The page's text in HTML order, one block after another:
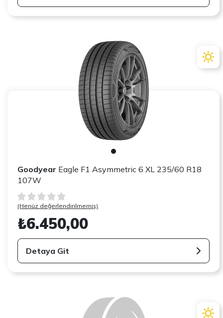
Goodyear Eagle F1 Asymmetric 6 XL 235/60 R18
107W
(Henüz değerlendirilmemiş)
₺6.450,00
Detaya Git